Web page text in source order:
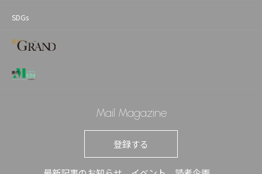
SDGs
Mail Magazine
登録する